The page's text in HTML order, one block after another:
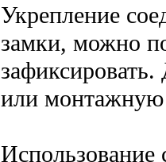
Укрепление
замки, можно
или монтажную
Использование